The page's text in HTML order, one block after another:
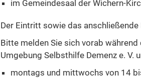
im Gemeindesaal der Wichern-
Der Eintritt sowie das
Bitte melden Sie sich vorab
Umgebung Selbsthilfe Demenz e. V.
montags und mittwochs von 14